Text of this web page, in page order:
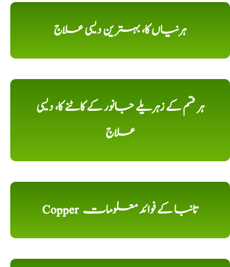
ہرنیاں کا، بہترین دیسی علاج
ہر قسم کے زہریلے جانور کے کاٹنے کا، دیسی
علاج
Copper تانبا کے فوائد معلومات